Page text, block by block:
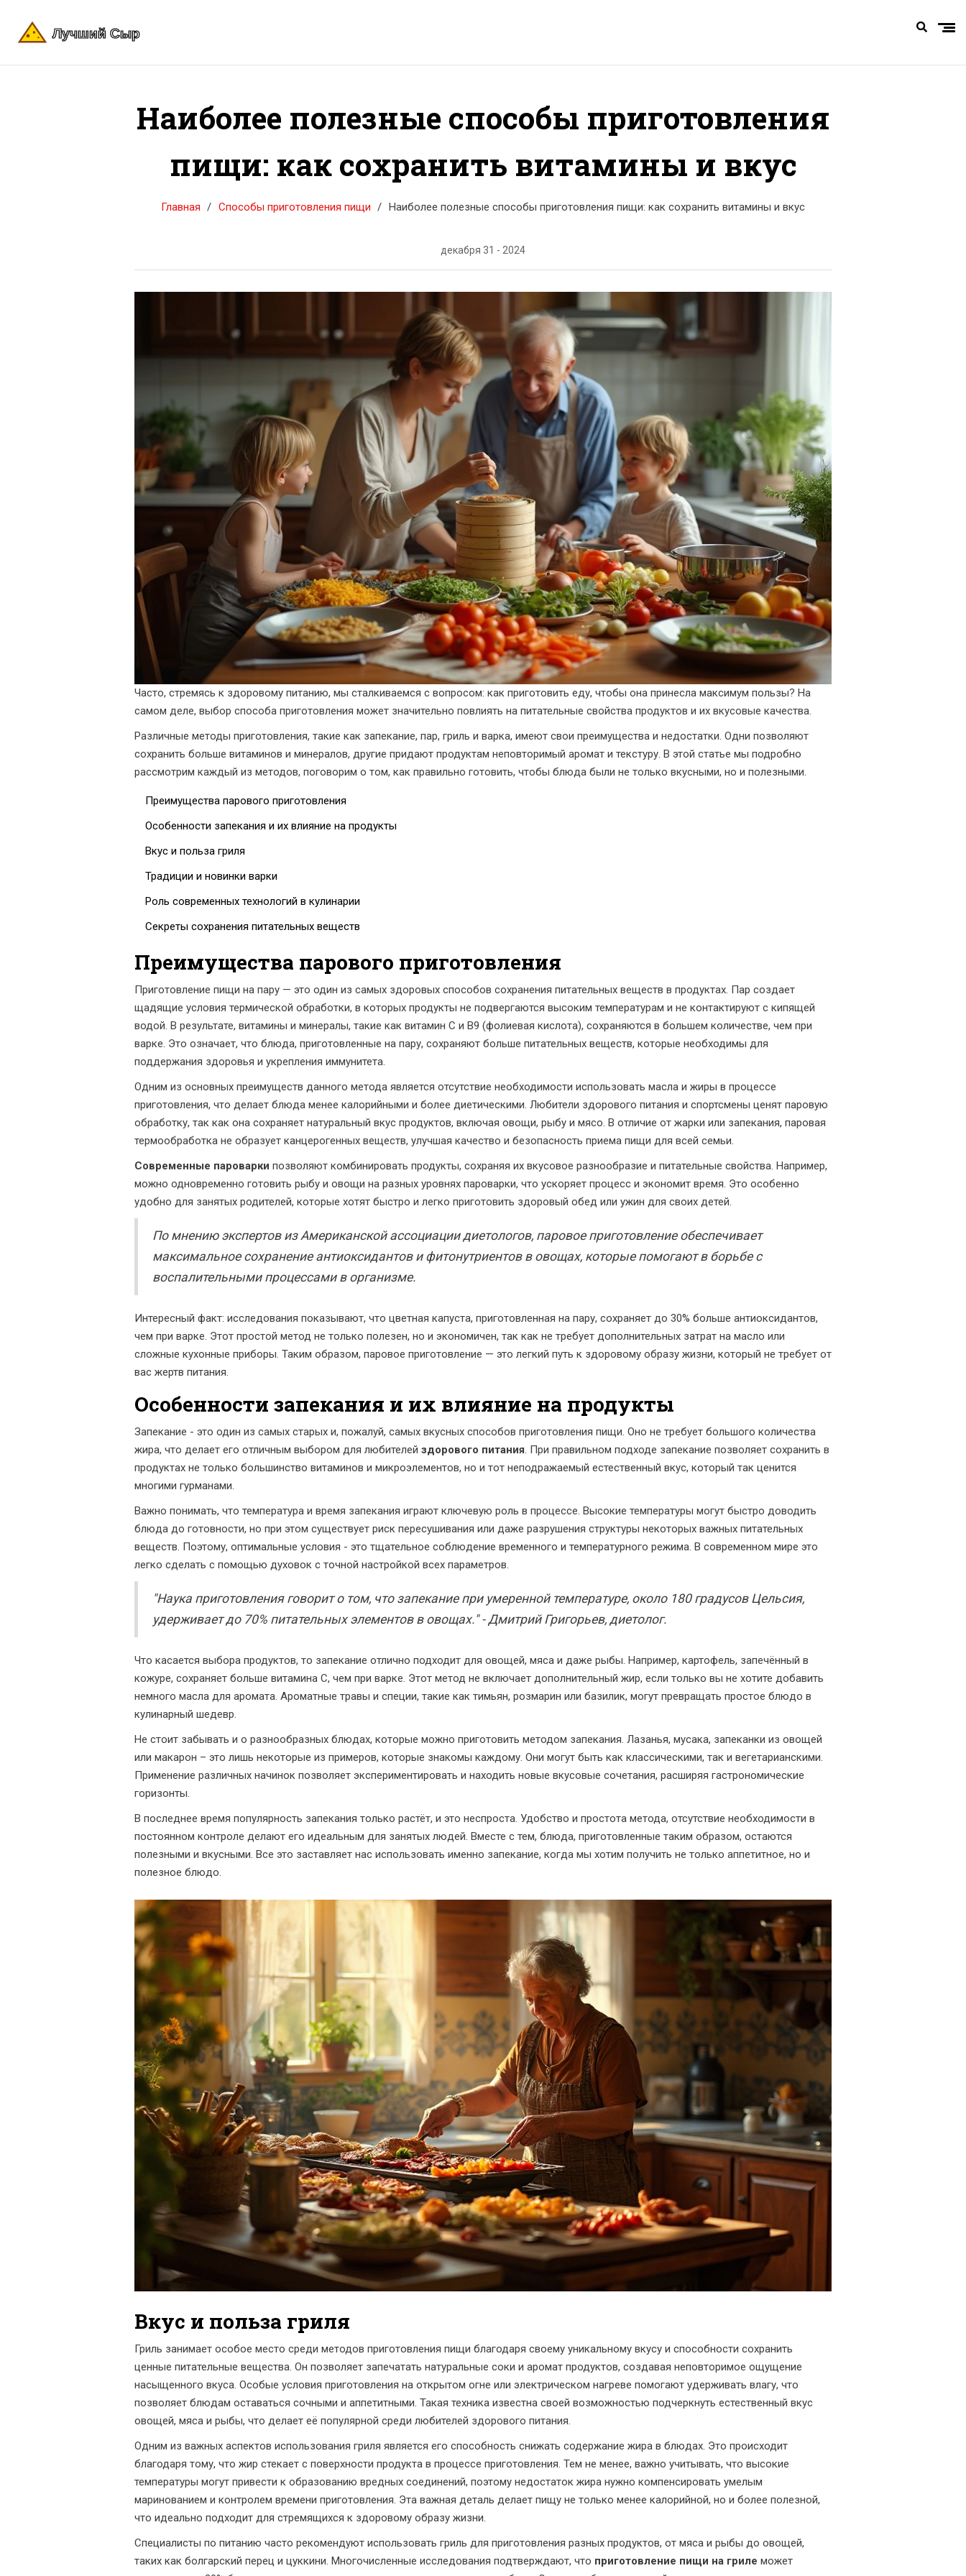
Наиболее полезные способы приготовления
пищи: как сохранить витамины и вкус
Главная Способы приготовления пищи Наиболее полезные способы приготовления пищи: как сохранить витамины и вкус
декабря 31 - 2024
Часто, стремясь к здоровому питанию, мы сталкиваемся с вопросом: как приготовить еду, чтобы она принесла максимум пользы? На
самом деле, выбор способа приготовления может значительно повлиять на питательные свойства продуктов и их вкусовые качества.
Различные методы приготовления, такие как запекание, пар, гриль и варка, имеют свои преимущества и недостатки. Одни позволяют
сохранить больше витаминов и минералов, другие придают продуктам неповторимый аромат и текстуру. В этой статье мы подробно
рассмотрим каждый из методов, поговорим о том, как правильно готовить, чтобы блюда были не только вкусными, но и полезными.
Преимущества парового приготовления
Особенности запекания и их влияние на продукты
Вкус и польза гриля
Традиции и новинки варки
Роль современных технологий в кулинарии
Секреты сохранения питательных веществ
Преимущества парового приготовления
Приготовление пищи на пару — это один из самых здоровых способов сохранения питательных веществ в продуктах. Пар создает
щадящие условия термической обработки, в которых продукты не подвергаются высоким температурам и не контактируют с кипящей
водой. В результате, витамины и минералы, такие как витамин С и В9 (фолиевая кислота), сохраняются в большем количестве, чем при
варке. Это означает, что блюда, приготовленные на пару, сохраняют больше питательных веществ, которые необходимы для
поддержания здоровья и укрепления иммунитета.
Одним из основных преимуществ данного метода является отсутствие необходимости использовать масла и жиры в процессе
приготовления, что делает блюда менее калорийными и более диетическими. Любители здорового питания и спортсмены ценят паровую
обработку, так как она сохраняет натуральный вкус продуктов, включая овощи, рыбу и мясо. В отличие от жарки или запекания, паровая
термообработка не образует канцерогенных веществ, улучшая качество и безопасность приема пищи для всей семьи.
Современные пароварки позволяют комбинировать продукты, сохраняя их вкусовое разнообразие и питательные свойства. Например,
можно одновременно готовить рыбу и овощи на разных уровнях пароварки, что ускоряет процесс и экономит время. Это особенно
удобно для занятых родителей, которые хотят быстро и легко приготовить здоровый обед или ужин для своих детей.
По мнению экспертов из Американской ассоциации диетологов, паровое приготовление обеспечивает
максимальное сохранение антиоксидантов и фитонутриентов в овощах, которые помогают в борьбе с
воспалительными процессами в организме.
Интересный факт: исследования показывают, что цветная капуста, приготовленная на пару, сохраняет до 30% больше антиоксидантов,
чем при варке. Этот простой метод не только полезен, но и экономичен, так как не требует дополнительных затрат на масло или
сложные кухонные приборы. Таким образом, паровое приготовление — это легкий путь к здоровому образу жизни, который не требует от
вас жертв питания.
Особенности запекания и их влияние на продукты
Запекание - это один из самых старых и, пожалуй, самых вкусных способов приготовления пищи. Оно не требует большого количества
жира, что делает его отличным выбором для любителей здорового питания. При правильном подходе запекание позволяет сохранить в
продуктах не только большинство витаминов и микроэлементов, но и тот неподражаемый естественный вкус, который так ценится
многими гурманами.
Важно понимать, что температура и время запекания играют ключевую роль в процессе. Высокие температуры могут быстро доводить
блюда до готовности, но при этом существует риск пересушивания или даже разрушения структуры некоторых важных питательных
веществ. Поэтому, оптимальные условия - это тщательное соблюдение временного и температурного режима. В современном мире это
легко сделать с помощью духовок с точной настройкой всех параметров.
"Наука приготовления говорит о том, что запекание при умеренной температуре, около 180 градусов Цельсия,
удерживает до 70% питательных элементов в овощах." - Дмитрий Григорьев, диетолог.
Что касается выбора продуктов, то запекание отлично подходит для овощей, мяса и даже рыбы. Например, картофель, запечённый в
кожуре, сохраняет больше витамина C, чем при варке. Этот метод не включает дополнительный жир, если только вы не хотите добавить
немного масла для аромата. Ароматные травы и специи, такие как тимьян, розмарин или базилик, могут превращать простое блюдо в
кулинарный шедевр.
Не стоит забывать и о разнообразных блюдах, которые можно приготовить методом запекания. Лазанья, мусака, запеканки из овощей
или макарон – это лишь некоторые из примеров, которые знакомы каждому. Они могут быть как классическими, так и вегетарианскими.
Применение различных начинок позволяет экспериментировать и находить новые вкусовые сочетания, расширяя гастрономические
горизонты.
В последнее время популярность запекания только растёт, и это неспроста. Удобство и простота метода, отсутствие необходимости в
постоянном контроле делают его идеальным для занятых людей. Вместе с тем, блюда, приготовленные таким образом, остаются
полезными и вкусными. Все это заставляет нас использовать именно запекание, когда мы хотим получить не только аппетитное, но и
полезное блюдо.
Вкус и польза гриля
Гриль занимает особое место среди методов приготовления пищи благодаря своему уникальному вкусу и способности сохранить
ценные питательные вещества. Он позволяет запечатать натуральные соки и аромат продуктов, создавая неповторимое ощущение
насыщенного вкуса. Особые условия приготовления на открытом огне или электрическом нагреве помогают удерживать влагу, что
позволяет блюдам оставаться сочными и аппетитными. Такая техника известна своей возможностью подчеркнуть естественный вкус
овощей, мяса и рыбы, что делает её популярной среди любителей здорового питания.
Одним из важных аспектов использования гриля является его способность снижать содержание жира в блюдах. Это происходит
благодаря тому, что жир стекает с поверхности продукта в процессе приготовления. Тем не менее, важно учитывать, что высокие
температуры могут привести к образованию вредных соединений, поэтому недостаток жира нужно компенсировать умелым
маринованием и контролем времени приготовления. Эта важная деталь делает пищу не только менее калорийной, но и более полезной,
что идеально подходит для стремящихся к здоровому образу жизни.
Специалисты по питанию часто рекомендуют использовать гриль для приготовления разных продуктов, от мяса и рыбы до овощей,
таких как болгарский перец и цуккини. Многочисленные исследования подтверждают, что приготовление пищи на гриле может